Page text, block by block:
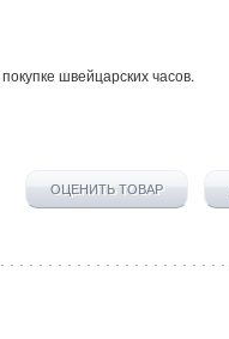
швейцарских часов.
ОЦЕНИТЬ ТОВАР